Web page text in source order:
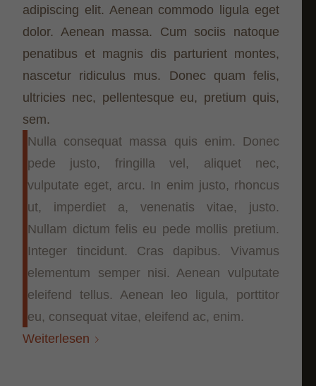
adipiscing elit. Aenean commodo ligula eget
dolor. Aenean massa. Cum sociis natoque
penatibus et magnis dis parturient montes,
nascetur ridiculus mus. Donec quam felis,
ultricies nec, pellentesque eu, pretium quis,
sem.
Nulla consequat massa quis enim. Donec
pede justo, fringilla vel, aliquet nec,
vulputate eget, arcu. In enim justo, rhoncus
ut, imperdiet a, venenatis vitae, justo.
Nullam dictum felis eu pede mollis pretium.
Integer tincidunt. Cras dapibus. Vivamus
elementum semper nisi. Aenean vulputate
eleifend tellus. Aenean leo ligula, porttitor
eu, consequat vitae, eleifend ac, enim.
Weiterlesen